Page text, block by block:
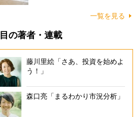
一覧を見る
の著者・連載
藤川里絵「さあ、投資を始めよ
う！」
森口亮「まるわかり市況分析」